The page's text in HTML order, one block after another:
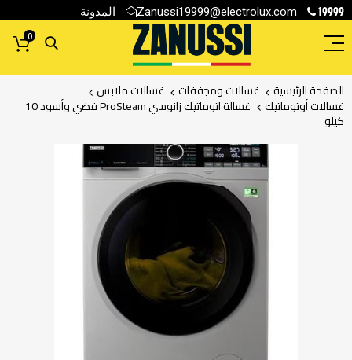
19999
Zanussi19999@electrolux.com المدونة
0
الصفحة الرئيسية غسالات ومجففات غسالات ملابس
غسالات أوتوماتيك غسالة اتوماتيك زانوسي ProSteam فضي وأسود 10
كيلو